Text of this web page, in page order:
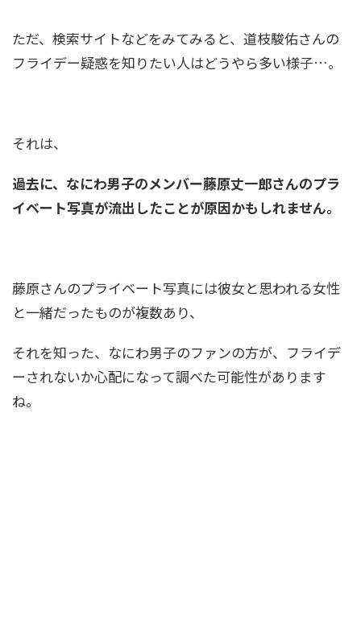
ただ、検索サイトなどをみてみると、道枝駿佑さんの
フライデー疑惑を知りたい人はどうやら多い様子…。
それは、
過去に、なにわ男子のメンバー藤原丈一郎さんのプラ
イベート写真が流出したことが原因かもしれません。
藤原さんのプライベート写真には彼女と思われる女性
と一緒だったものが複数あり、
それを知った、なにわ男子のファンの方が、フライデ
ーされないか心配になって調べた可能性があります
ね。